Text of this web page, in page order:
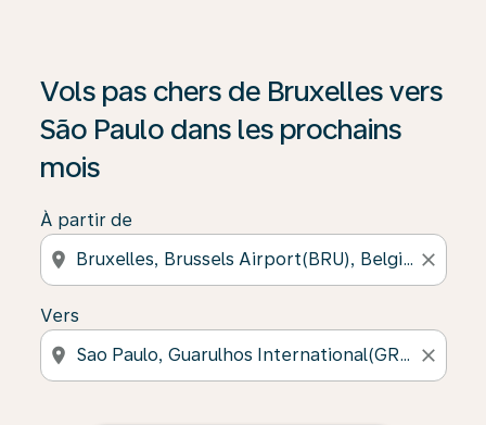
Vols pas chers de Bruxelles vers
São Paulo dans les prochains
mois
À partir de
location_on close
Vers
location_on close